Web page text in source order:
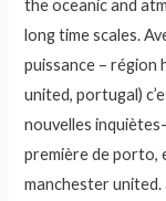
the oceanic and
long time scales.
puissance –
united, portugal)
nouvelles
première de porto,
manchester